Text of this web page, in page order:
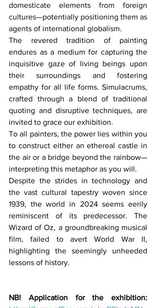
domesticate elements from foreign
cultures—potentially positioning them as
agents of international globalism.
The revered tradition of painting
endures as a medium for capturing the
inquisitive gaze of living beings upon
their surroundings and fostering
empathy for all life forms. Simulacrums,
crafted through a blend of traditional
quoting and disruptive techniques, are
invited to grace our exhibition.
To all painters, the power lies within you
to construct either an ethereal castle in
the air or a bridge beyond the rainbow—
interpreting this metaphor as you will.
Despite the strides in technology and
the vast cultural tapestry woven since
1939, the world in 2024 seems eerily
reminiscent of its predecessor. The
Wizard of Oz, a groundbreaking musical
film, failed to avert World War II,
highlighting the seemingly unheeded
lessons of history.